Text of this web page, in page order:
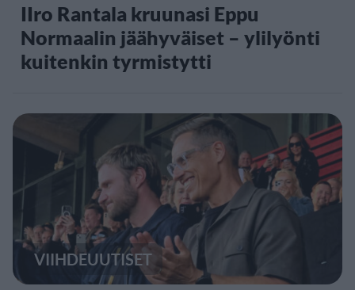
IIro Rantala kruunasi Eppu
Normaalin jäähyväiset – ylilyönti
kuitenkin tyrmistytti
VIIHDEUUTISET